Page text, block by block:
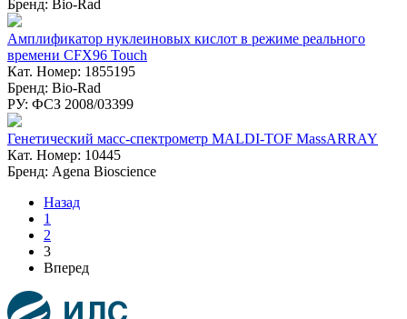
Бренд: Bio-Rad
Амплификатор нуклеиновых кислот в режиме реального
времени CFX96 Touch
Кат. Номер: 1855195
Бренд: Bio-Rad
РУ: ФСЗ 2008/03399
Генетический масс-спектрометр MALDI-TOF MassARRAY
Кат. Номер: 10445
Бренд: Agena Bioscience
Назад
1
2
3
Вперед